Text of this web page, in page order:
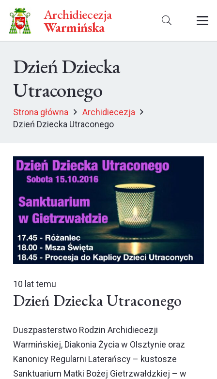
Archidiecezja
Warmińska
Dzień Dziecka
Utraconego
Strona główna
Archidiecezja
Dzień Dziecka Utraconego
10 lat temu
Dzień Dziecka Utraconego
Duszpasterstwo Rodzin Archidiecezji
Warmińskiej, Diakonia Życia w Olsztynie oraz
Kanonicy Regularni Laterańscy – kustosze
Sanktuarium Matki Bożej Gietrzwałdzkiej – w